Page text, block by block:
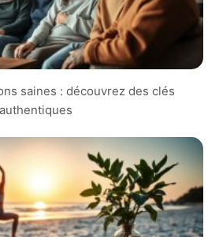
saines : découvrez des clés